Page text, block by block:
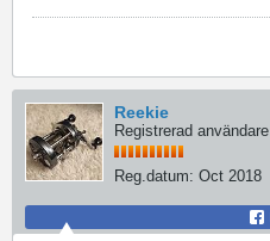
Reekie
Registrerad användare
Reg.datum: Oct 2018